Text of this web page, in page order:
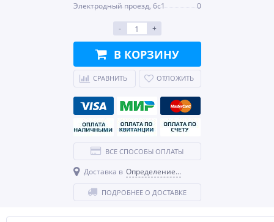
Электродный проезд, 6с1
0
- +
В КОРЗИНУ
СРАВНИТЬ ОТЛОЖИТЬ
ВСЕ СПОСОБЫ ОПЛАТЫ
Доставка в Определение...
ПОДРОБНЕЕ О ДОСТАВКЕ